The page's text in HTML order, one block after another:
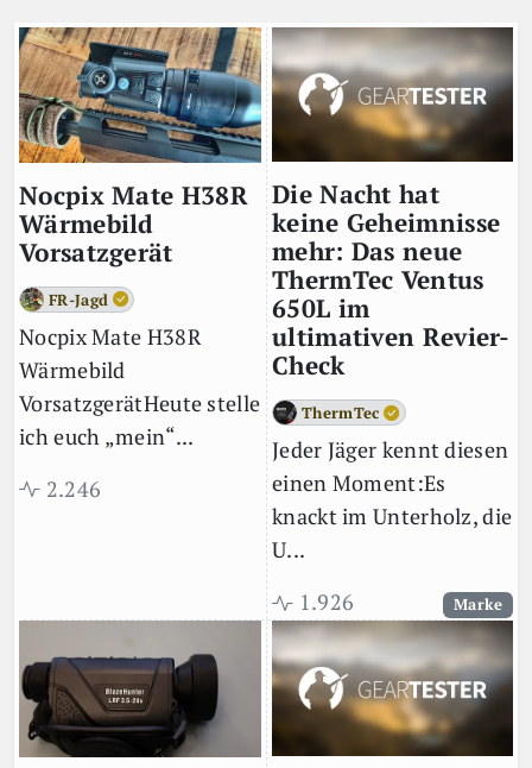
Nocpix Mate H38R
Wärmebild
Vorsatzgerät
FR-Jagd
Nocpix Mate H38R
Wärmebild
VorsatzgerätHeute stelle
ich euch „mein“...
2.246
Die Nacht hat
keine Geheimnisse
mehr: Das neue
ThermTec Ventus
650L im
ultimativen Revier-
Check
ThermTec
Jeder Jäger kennt diesen
einen Moment:Es
knackt im Unterholz, die
U...
1.926
Marke